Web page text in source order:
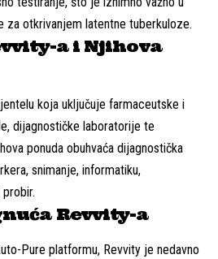
za otkrivanjem latentne tuberkuloze.
a i Njihova
koja uključuje farmaceutske i
dijagnostičke laboratorije te
ponuda obuhvaća dijagnostička
snimanje, informatiku,
Revvity-a
Pure platformu, Revvity je nedavno